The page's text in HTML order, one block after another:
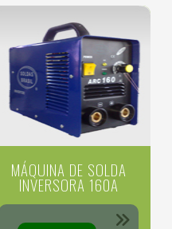
MÁQUINA DE SOLDA
INVERSORA 160A